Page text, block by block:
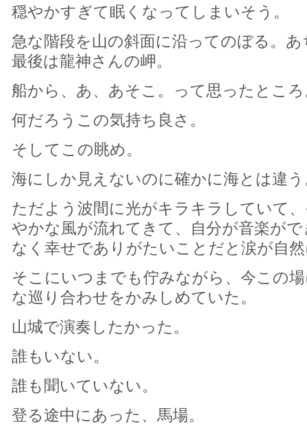
穏やかすぎて眠くなってしまいそう。
急な階段を山の斜面に沿ってのぼる。
最後は龍神さんの岬。
船から、あ、あそこ。って思ったとこ
何だろうこの気持ち良さ。
そしてこの眺め。
海にしか見えないのに確かに海とは違
ただよう波間に光がキラキラしていて
やかな風が流れてきて、自分が音楽が
なく幸せでありがたいことだと涙が自
そこにいつまでも佇みながら、今この
な巡り合わせをかみしめていた。
山城で演奏したかった。
誰もいない。
誰も聞いていない。
登る途中にあった、馬場。